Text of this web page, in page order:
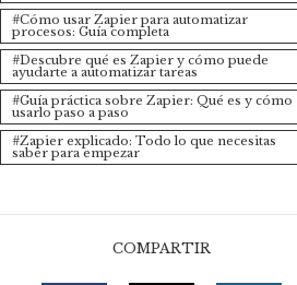
Cómo usar Zapier para automatizar
procesos: Guía completa
Descubre qué es Zapier y cómo puede
ayudarte a automatizar tareas
Guía práctica sobre Zapier: Qué es y cómo
usarlo paso a paso
Zapier explicado: Todo lo que necesitas
saber para empezar
COMPARTIR